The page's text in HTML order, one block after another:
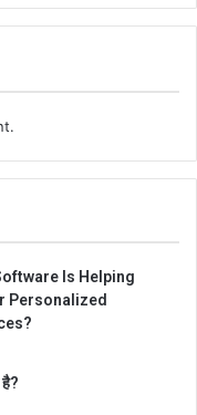
Is Helping
Personalized